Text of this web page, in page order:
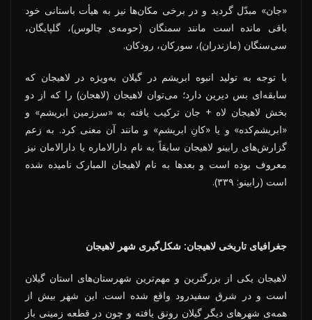
«جان» مبدّل گردید و در برخی مکان‌ها نیز به هیأت باستانی خود
باقی مانده است مانند سمنگان (حومه‌ی چالوس)، گلپایگان،
سی‌سنگان (مازندران)، سورکان، رودکان.
با توجه به تولید انبوه ابریشم در گیلان به‌ویژه در لاهیجان که
سابقه‌ای بس دیرین دارد؛ می‌توان لاهیجان (لاهجان) را که از دو
بخش لاهیجان لاه + جان ترکیب یافته به «سرزمین ابریشم» و
«ابریشم‌کده» و یا «کانِ ابریشم» و مانند آن معنی کرد. به زعم
گزارش‌های رابینو لاهیجان سابقاً به نام دارالاماره یا دارالامان نیز
معروف بوده است و بعدها به نام لاهیجان المبارک نامیده شده
است (رابینو: ۳۳۹).
جغرافیای تاریخی لاهیجان: شکل‌گیری شهر لاهیجان
لاهیجان یکی از بزرگترین و مهم‌ترین شهرستان‌های استان گیلان
است و در شرق سفیدرود واقع شده است. این شهر بیش از
همه‌ی شهرهای دیگر گیلان رونق یافته و چون در قطعه زمینی باز